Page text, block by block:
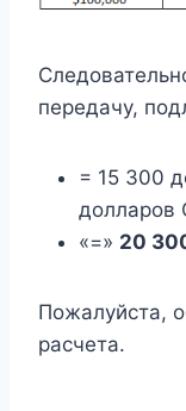
передачу,
= 15 300
«=» 20
Пожалуйста,
расчета.